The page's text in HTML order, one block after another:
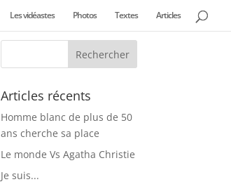
Les vidéastes Photos Textes Articles
Articles récents
Homme blanc de plus de 50
ans cherche sa place
Le monde Vs Agatha Christie
Je suis...